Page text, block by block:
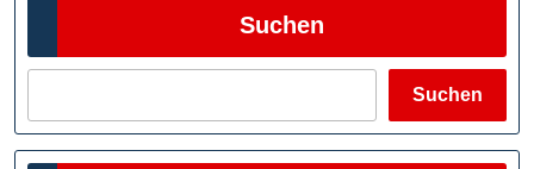
Suchen
Suchen